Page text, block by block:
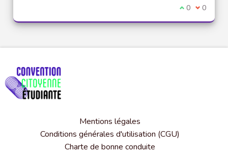
Je suis
0 Je ne
0
Mentions légales
Conditions générales d'utilisation (CGU)
Charte de bonne conduite